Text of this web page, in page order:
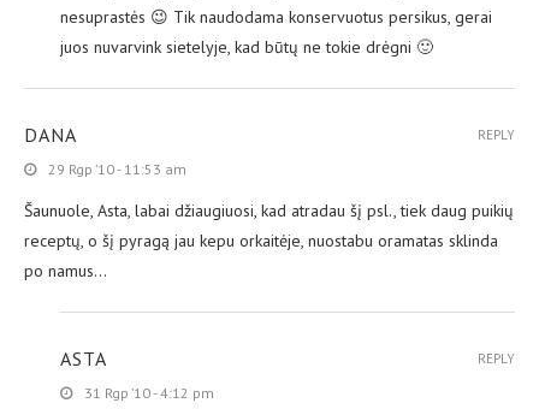
nesuprastės 😉 Tik naudodama konservuotus persikus, gerai
juos nuvarvink sietelyje, kad būtų ne tokie drėgni 🙂
DANA
29 Rgp ’10 - 11:53 am
Šaunuole, Asta, labai džiaugiuosi, kad atradau šį psl., tiek daug puikių
receptų, o šį pyragą jau kepu orkaitėje, nuostabu oramatas sklinda
po namus…
REPLY
ASTA
31 Rgp ’10 - 4:12 pm
REPLY